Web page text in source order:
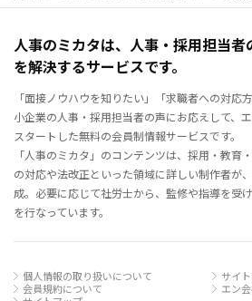
人事のミカタは、人事・採用担当者
を解決するサービスです。
「面接ノウハウを知りたい」「求職者への対応
小企業の人事・採用担当者の声にお応えして、
スタートした無料の会員制情報サービスです。
「人事のミカタ」のコンテンツは、採用・教育
の対応や法改正といった領域に詳しい制作者が
成。必要に応じて社労士から、監修や指導を受
を行なっています。
個人情報の取り扱いについて
サイ
会員規約について
エン